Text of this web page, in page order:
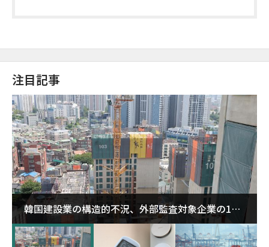
注目記事
韓国建設業の構造的不況、外部監査対象企業の1割
超が「ゾンビ企業」に…5年で2.8倍増